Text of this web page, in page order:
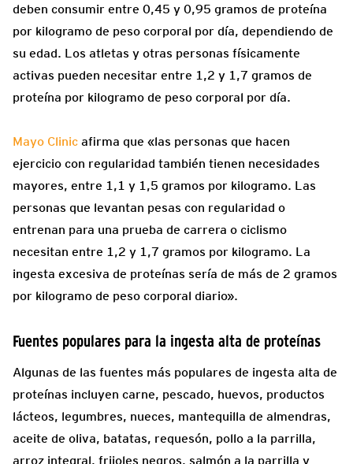
deben consumir entre 0,45 y 0,95 gramos de proteína
por kilogramo de peso corporal por día, dependiendo de
su edad. Los atletas y otras personas físicamente
activas pueden necesitar entre 1,2 y 1,7 gramos de
proteína por kilogramo de peso corporal por día.
Mayo Clinic afirma que «las personas que hacen
ejercicio con regularidad también tienen necesidades
mayores, entre 1,1 y 1,5 gramos por kilogramo. Las
personas que levantan pesas con regularidad o
entrenan para una prueba de carrera o ciclismo
necesitan entre 1,2 y 1,7 gramos por kilogramo. La
ingesta excesiva de proteínas sería de más de 2 gramos
por kilogramo de peso corporal diario».
Fuentes populares para la ingesta alta de proteínas
Algunas de las fuentes más populares de ingesta alta de
proteínas incluyen carne, pescado, huevos, productos
lácteos, legumbres, nueces, mantequilla de almendras,
aceite de oliva, batatas, requesón, pollo a la parrilla,
arroz integral, frijoles negros, salmón a la parrilla y